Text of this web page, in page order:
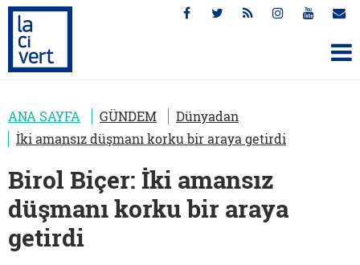
ANA SAYFA GÜNDEM
Dünyadan
İki amansız düşmanı korku bir araya getirdi
Birol Biçer: İki amansız
düşmanı korku bir araya
getirdi